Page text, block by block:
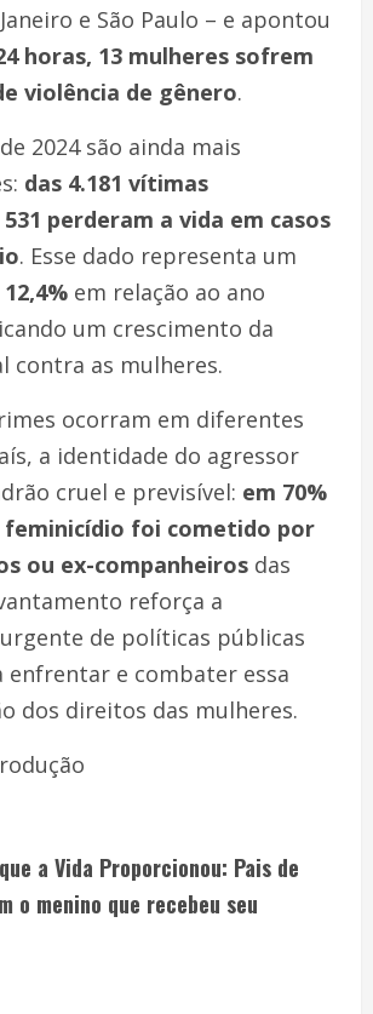
e São Paulo – e apontou
horas, 13 mulheres sofrem
violência de gênero.
2024 são ainda mais
das 4.181 vítimas
perderam a vida em casos
. Esse dado representa um
em relação ao ano
um crescimento da
contra as mulheres.
ocorram em diferentes
a identidade do agressor
cruel e previsível: em 70%
feminicídio foi cometido por
ou ex-companheiros das
reforça a
de políticas públicas
enfrentar e combater essa
dos direitos das mulheres.
a Vida Proporcionou: Pais de
o menino que recebeu seu